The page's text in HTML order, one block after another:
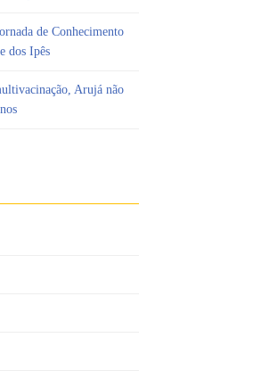
de Conhecimento
dos Ipês
Arujá não